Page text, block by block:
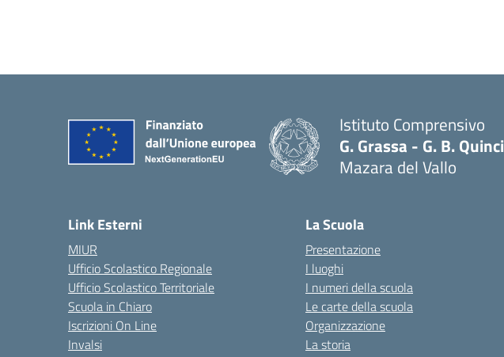
Istituto Comprensivo
G. Grassa - G. B. Quinci
Mazara del Vallo
Link Esterni
MIUR
Ufficio Scolastico Regionale
Ufficio Scolastico Territoriale
Scuola in Chiaro
Iscrizioni On Line
Invalsi
La Scuola
Presentazione
I luoghi
I numeri della scuola
Le carte della scuola
Organizzazione
La storia